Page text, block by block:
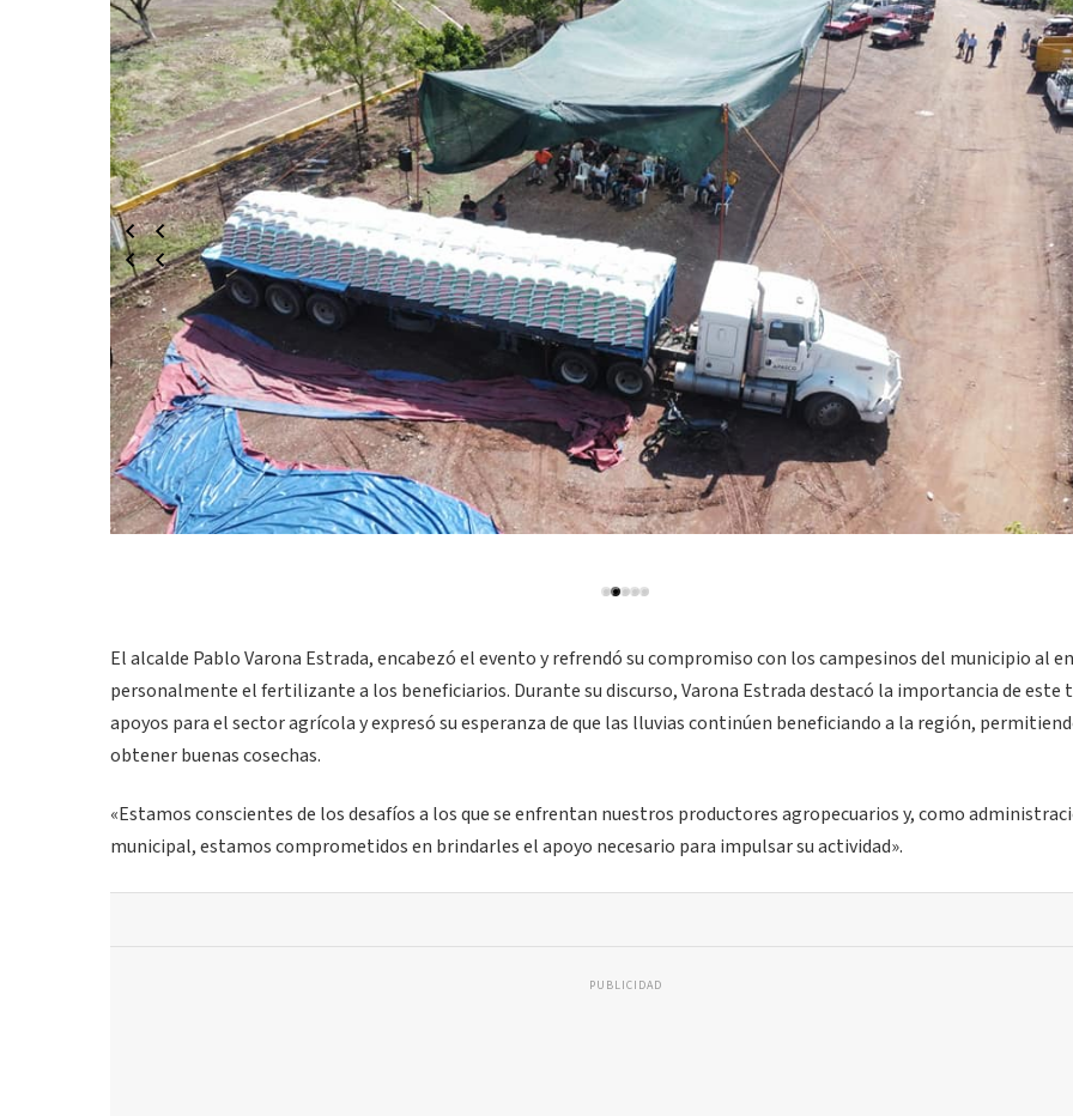
El alcalde Pablo Varona Estrada, encabezó el evento y refrendó su compromiso con los campesinos del municipio al
personalmente el fertilizante a los beneficiarios. Durante su discurso, Varona Estrada destacó la importancia de este
apoyos para el sector agrícola y expresó su esperanza de que las lluvias continúen beneficiando a la región,
obtener buenas cosechas.
«Estamos conscientes de los desafíos a los que se enfrentan nuestros productores agropecuarios y, como
municipal, estamos comprometidos en brindarles el apoyo necesario para impulsar su actividad».
PUBLICIDAD